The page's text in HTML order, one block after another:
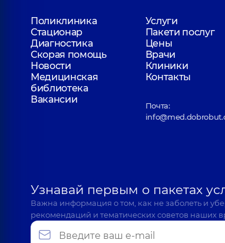
Поликлиника
Услуги
Стационар
Пакети послуг
Диагностика
Цены
Скорая помощь
Врачи
Новости
Клиники
Медицинская
библиотека
Контакты
Вакансии
Почта:
Узнавай первым о пакетах
Важна информация о том, как не заболеть и
рекомендаций и тематических советов наших